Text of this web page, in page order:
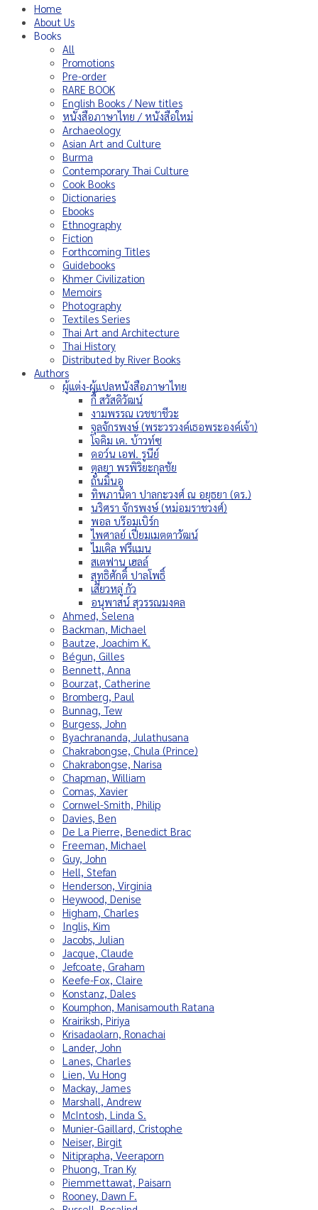
Home
About Us
Books
All
Promotions
Pre-order
RARE BOOK
English Books / New titles
หนังสือภาษาไทย / หนังสือใหม่
Archaeology
Asian Art and Culture
Burma
Contemporary Thai Culture
Cook Books
Dictionaries
Ebooks
Ethnography
Fiction
Forthcoming Titles
Guidebooks
Khmer Civilization
Memoirs
Photography
Textiles Series
Thai Art and Architecture
Thai History
Distributed by River Books
Authors
ผู้แต่ง-ผู้แปลหนังสือภาษาไทย
กี้ สวัสดิวัฒน์
งามพรรณ เวชชาชีวะ
จุลจักรพงษ์ (พระวรวงค์เธอพระองค์เจ้า)
โจคิม เค. บ้าวท์ซ
ดอว์น เอฟ. รูนีย์
ตุลยา พรพิริยะกุลชัย
ถั่นมิ้นอู
ทิพภานิดา ปาลกะวงศ์ ณ อยุธยา (ดร.)
นริศรา จักรพงษ์ (หม่อมราชวงศ์)
พอล บร๊อมเบิร์ก
ไพศาลย์ เปี่ยมเมตตาวัฒน์
ไมเคิล ฟรีแมน
สเตฟาน เฮลล์
สุทธิศักดิ์ ปาลโพธิ์
เสี่ยวหลู่ กัว
อนุพาสน์ สุวรรณมงคล
Ahmed, Selena
Backman, Michael
Bautze, Joachim K.
Bégun, Gilles
Bennett, Anna
Bourzat, Catherine
Bromberg, Paul
Bunnag, Tew
Burgess, John
Byachrananda, Julathusana
Chakrabongse, Chula (Prince)
Chakrabongse, Narisa
Chapman, William
Comas, Xavier
Cornwel-Smith, Philip
Davies, Ben
De La Pierre, Benedict Brac
Freeman, Michael
Guy, John
Hell, Stefan
Henderson, Virginia
Heywood, Denise
Higham, Charles
Inglis, Kim
Jacobs, Julian
Jacque, Claude
Jefcoate, Graham
Keefe-Fox, Claire
Konstanz, Dales
Koumphon, Manisamouth Ratana
Krairiksh, Piriya
Krisadaolarn, Ronachai
Lander, John
Lanes, Charles
Lien, Vu Hong
Mackay, James
Marshall, Andrew
McIntosh, Linda S.
Munier-Gaillard, Cristophe
Neiser, Birgit
Nitiprapha, Veeraporn
Phuong, Tran Ky
Piemmettawat, Paisarn
Rooney, Dawn F.